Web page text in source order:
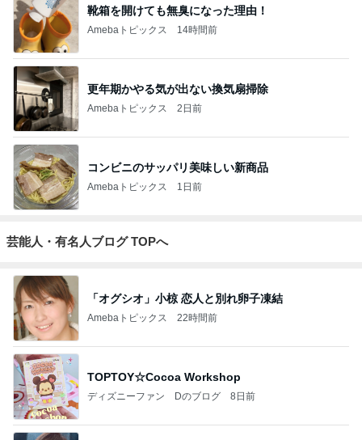
靴箱を開けても無臭になった理由！
Amebaトピックス 14時間前
更年期かやる気が出ない換気扇掃除
Amebaトピックス 2日前
コンビニのサッパリ美味しい新商品
Amebaトピックス 1日前
芸能人・有名人ブログ TOPへ
「オグシオ」小椋 恋人と別れ卵子凍結
Amebaトピックス 22時間前
TOPTOY☆Cocoa Workshop
ディズニーファン Dのブログ 8日前